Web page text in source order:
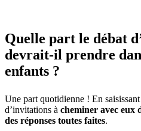
Quelle part le débat
devrait-il prendre
enfants ?
Une part quotidienne ! En
d’invitations à cheminer avec eux
des réponses toutes faites.